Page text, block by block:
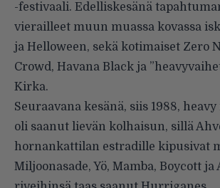
-festivaali. Edelliskesänä
vierailleet muun muassa kovassa
ja Helloween, sekä kotimaiset Zero
Crowd, Havana Black ja
Kirka.
Seuraavana kesänä, siis 1988,
oli saanut lievän kolhaisun, sillä
hornankattilan estradille kipusivat
Miljoonasade, Yö, Mamba, Boycott